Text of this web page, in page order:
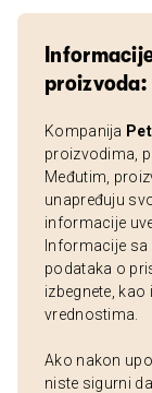
proizvoda:
Kompanija
proizvodima,
Međutim,
unapređuju
informacije
Informacije
podataka o
izbegnete,
vrednostima.
Ako nakon
niste sigurni